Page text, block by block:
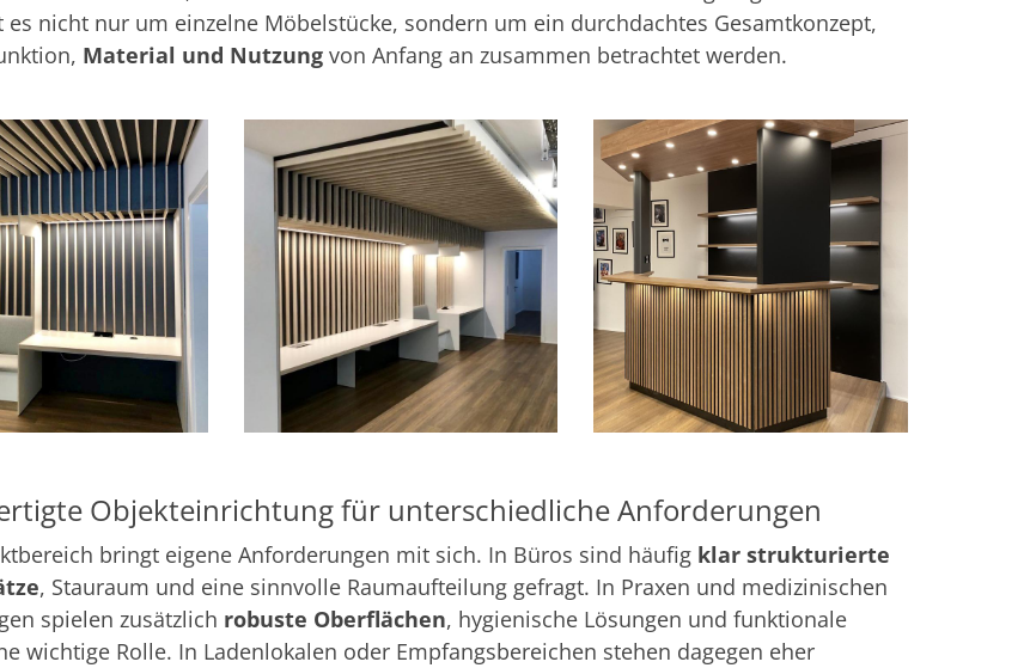
es nicht nur um einzelne Möbelstücke, sondern um ein durchdachtes Gesamtkonzept,
Material und Nutzungvon Anfang an zusammen betrachtet werden.
Objekteinrichtung für unterschiedliche Anforderungen
bringt eigene Anforderungen mit sich. In Büros sind häufig klar strukturierte
, Stauraum und eine sinnvolle Raumaufteilung gefragt. In Praxen und medizinischen
spielen zusätzlich robuste Oberflächen, hygienische Lösungen und funktionale
wichtige Rolle. In Ladenlokalen oder Empfangsbereichen stehen dagegen eher